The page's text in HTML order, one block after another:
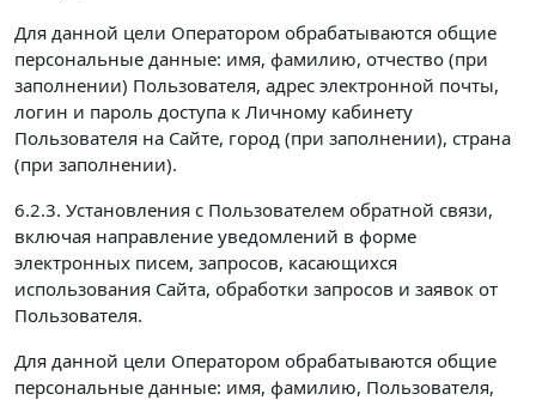
Для данной цели Оператором обрабатываются общие
персональные данные: имя, фамилию, отчество (при
заполнении) Пользователя, адрес электронной почты,
логин и пароль доступа к Личному кабинету
Пользователя на Сайте, город (при заполнении), страна
(при заполнении).
6.2.3. Установления с Пользователем обратной связи,
включая направление уведомлений в форме
электронных писем, запросов, касающихся
использования Сайта, обработки запросов и заявок от
Пользователя.
Для данной цели Оператором обрабатываются общие
персональные данные: имя, фамилию, Пользователя,